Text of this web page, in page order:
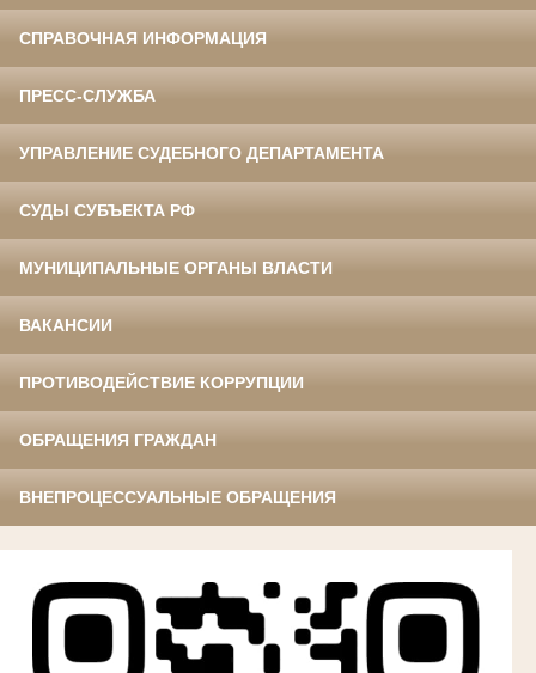
СПРАВОЧНАЯ ИНФОРМАЦИЯ
ПРЕСС-СЛУЖБА
УПРАВЛЕНИЕ СУДЕБНОГО ДЕПАРТАМЕНТА
СУДЫ СУБЪЕКТА РФ
МУНИЦИПАЛЬНЫЕ ОРГАНЫ ВЛАСТИ
ВАКАНСИИ
ПРОТИВОДЕЙСТВИЕ КОРРУПЦИИ
ОБРАЩЕНИЯ ГРАЖДАН
ВНЕПРОЦЕССУАЛЬНЫЕ ОБРАЩЕНИЯ